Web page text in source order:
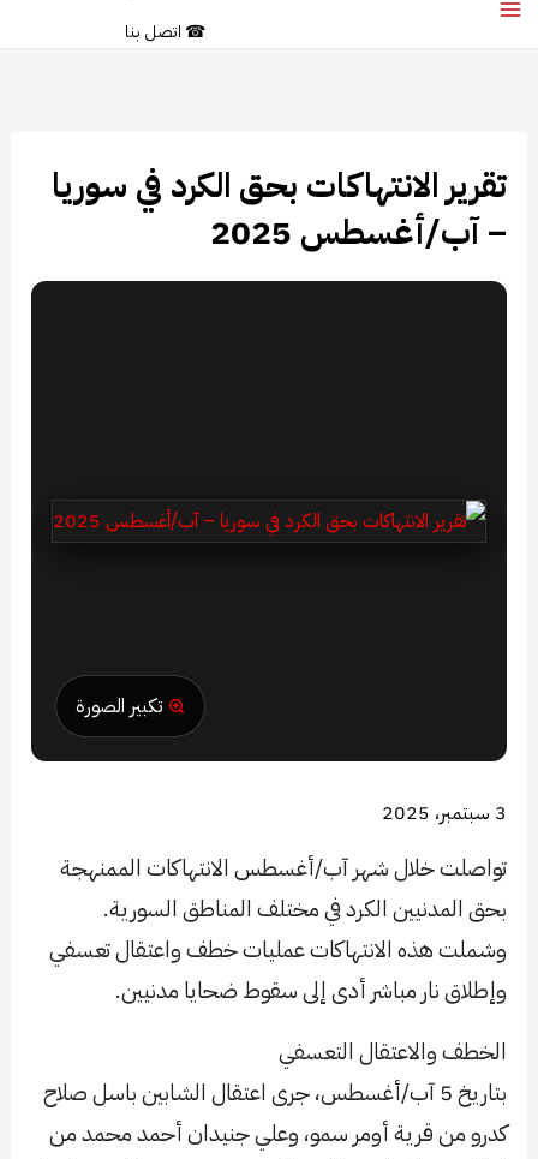
☎ اتصل بنا
تقرير الانتهاكات بحق الكرد في سوريا
– آب/أغسطس 2025
تكبير الصورة
3 سبتمبر، 2025
تواصلت خلال شهر آب/أغسطس الانتهاكات الممنهجة
بحق المدنيين الكرد في مختلف المناطق السورية.
وشملت هذه الانتهاكات عمليات خطف واعتقال تعسفي
وإطلاق نار مباشر أدى إلى سقوط ضحايا مدنيين.
الخطف والاعتقال التعسفي
بتاريخ 5 آب/أغسطس، جرى اعتقال الشابين باسل صلاح
كدرو من قرية أومر سمو، وعلي جنيدان أحمد محمد من